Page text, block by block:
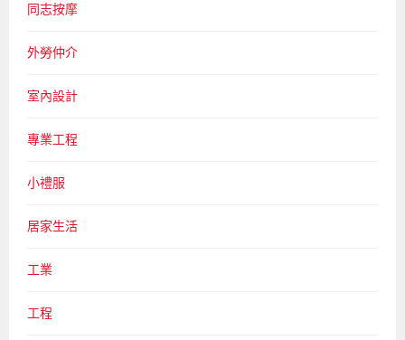
同志按摩
外勞仲介
室內設計
專業工程
小禮服
居家生活
工業
工程